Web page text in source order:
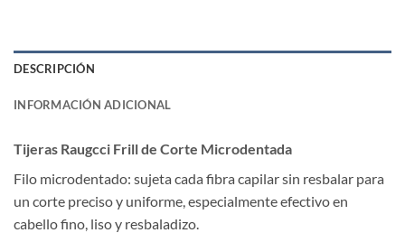
DESCRIPCIÓN
INFORMACIÓN ADICIONAL
Tijeras Raugcci Frill de Corte Microdentada
Filo microdentado: sujeta cada fibra capilar sin resbalar para
un corte preciso y uniforme, especialmente efectivo en
cabello fino, liso y resbaladizo.